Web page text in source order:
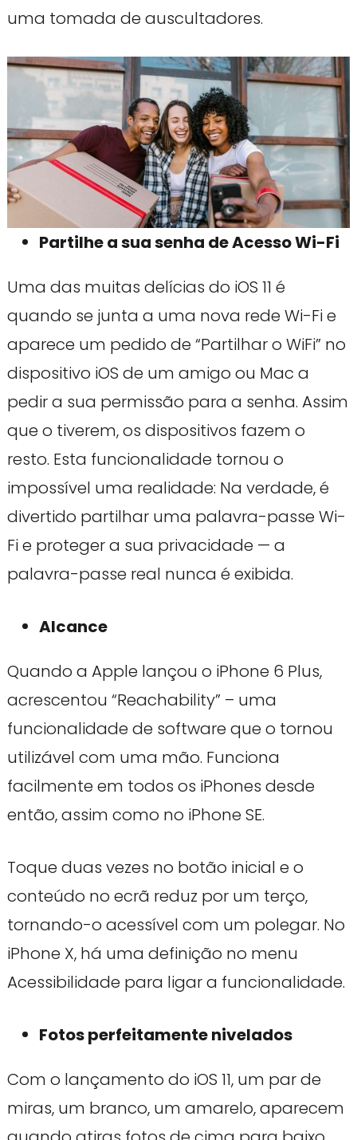
uma tomada de auscultadores.
Partilhe a sua senha de Acesso Wi-Fi
Uma das muitas delícias do iOS 11 é
quando se junta a uma nova rede Wi-Fi e
aparece um pedido de “Partilhar o WiFi” no
dispositivo iOS de um amigo ou Mac a
pedir a sua permissão para a senha. Assim
que o tiverem, os dispositivos fazem o
resto. Esta funcionalidade tornou o
impossível uma realidade: Na verdade, é
divertido partilhar uma palavra-passe Wi-
Fi e proteger a sua privacidade — a
palavra-passe real nunca é exibida.
Alcance
Quando a Apple lançou o iPhone 6 Plus,
acrescentou “Reachability” – uma
funcionalidade de software que o tornou
utilizável com uma mão. Funciona
facilmente em todos os iPhones desde
então, assim como no iPhone SE.
Toque duas vezes no botão inicial e o
conteúdo no ecrã reduz por um terço,
tornando-o acessível com um polegar. No
iPhone X, há uma definição no menu
Acessibilidade para ligar a funcionalidade.
Fotos perfeitamente nivelados
Com o lançamento do iOS 11, um par de
miras, um branco, um amarelo, aparecem